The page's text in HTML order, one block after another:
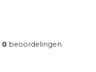
0 beoordelingen